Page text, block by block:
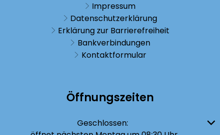
Impressum
Datenschutzerklärung
Erklärung zur Barrierefreiheit
Bankverbindungen
Kontaktformular
Öffnungszeiten
Klicken, um weitere Öffnungs- oder Schließzeiten auszublenden
Geschlossen: